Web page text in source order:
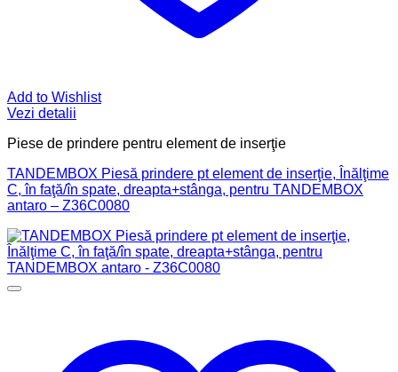
Add to Wishlist
Vezi detalii
Piese de prindere pentru element de inserţie
TANDEMBOX Piesă prindere pt element de inserţie, Înălţime
C, în faţă/în spate, dreapta+stânga, pentru TANDEMBOX
antaro – Z36C0080